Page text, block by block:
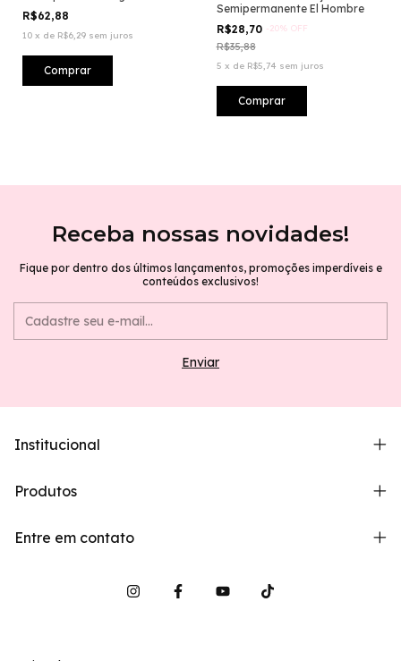
R$62,88
10 x de R$6,29 sem juros
Semipermanente El Hombre
R$28,70 -20% OFF
R$35,88
5 x de R$5,74 sem juros
Receba nossas novidades!
Fique por dentro dos últimos lançamentos, promoções imperdíveis e
conteúdos exclusivos!
Institucional
Produtos
Entre em contato